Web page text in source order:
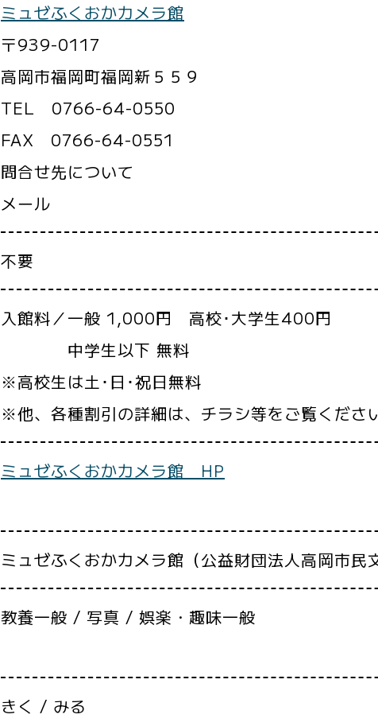
ミュゼふくおかカメラ館
〒939-0117
高岡市福岡町福岡新５５９
TEL 0766-64-0550
FAX 0766-64-0551
問合せ先について
メール
不要
入館料／一般 1,000円 高校･大学生400円
中学生以下 無料
※高校生は土･日･祝日無料
※他、各種割引の詳細は、チラシ等をご覧くださ
ミュゼふくおかカメラ館 HP
ミュゼふくおかカメラ館（公益財団法人高岡市民
教養一般 / 写真 / 娯楽・趣味一般
きく / みる